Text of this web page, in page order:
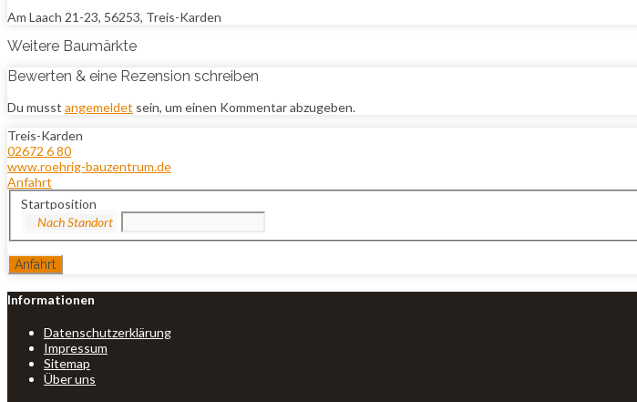
Am Laach 21-23, 56253, Treis-Karden
Weitere Baumärkte
Bewerten & eine Rezension schreiben
Du musst angemeldet sein, um einen Kommentar abzugeben.
Treis-Karden
02672 6 80
www.roehrig-bauzentrum.de
Anfahrt
Startposition
Informationen
Datenschutzerklärung
Impressum
Sitemap
Über uns